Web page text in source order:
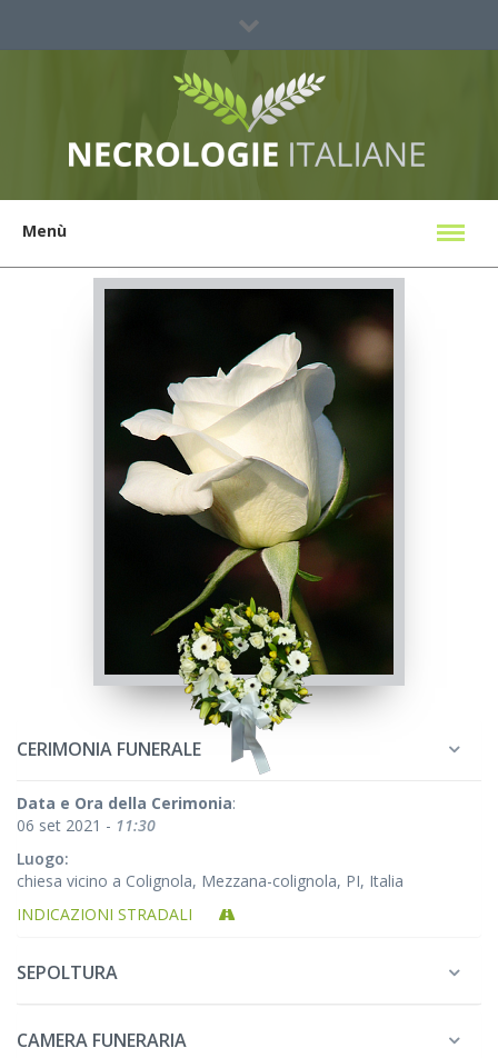
Sei un'agenzia?
Ricerca Necrologi
Menù
CERIMONIA FUNERALE
Data e Ora della Cerimonia:
06 set 2021 - 11:30
Luogo:
chiesa vicino a Colignola, Mezzana-colignola, PI, Italia
INDICAZIONI STRADALI
SEPOLTURA
CAMERA FUNERARIA